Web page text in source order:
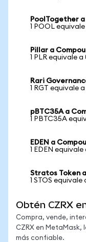
PoolTogether
1 POOL
Pillar a
1 PLR equivale a
Rari
1 RGT equivale
pBTC35A a
1 PBTC35A
EDEN a
1 EDEN equivale
Stratos Token
1 STOS
Obtén CZRX
Compra, vende,
CZRX en
más confiable.